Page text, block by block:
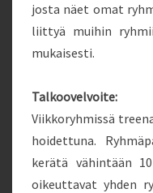
josta näet omat
liittyä muihin
mukaisesti.
Talkoovelvoite:
Viikkoryhmissä
hoidettuna.
kerätä vähintään
oikeuttavat yhden